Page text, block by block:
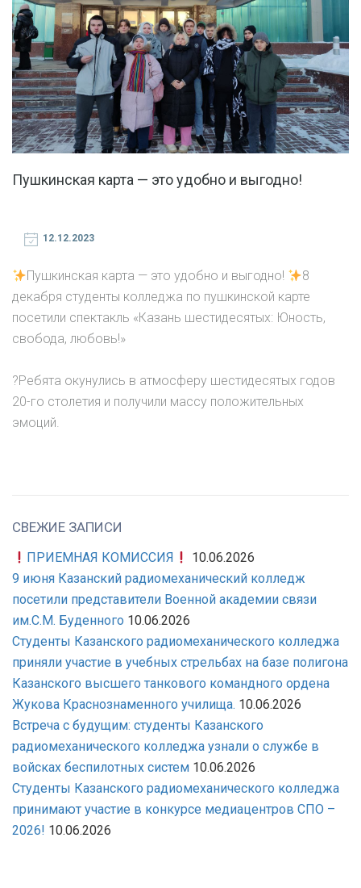
Пушкинская карта — это удобно и выгодно!
12.12.2023
Пушкинская карта — это удобно и выгодно!
8
декабря студенты колледжа по пушкинской карте
посетили спектакль «Казань шестидесятых: Юность,
свобода, любовь!»
?Ребята окунулись в атмосферу шестидесятых годов
20-го столетия и получили массу положительных
эмоций.
СВЕЖИЕ ЗАПИСИ
ПРИЕМНАЯ КОМИССИЯ
10.06.2026
9 июня Казанский радиомеханический колледж
посетили представители Военной академии связи
им.С.М. Буденного 10.06.2026
Студенты Казанского радиомеханического колледжа
приняли участие в учебных стрельбах на базе полигона
Казанского высшего танкового командного ордена
Жукова Краснознаменного училища. 10.06.2026
Встреча с будущим: студенты Казанского
радиомеханического колледжа узнали о службе в
войсках беспилотных систем 10.06.2026
Студенты Казанского радиомеханического колледжа
принимают участие в конкурсе медиацентров СПО –
2026! 10.06.2026